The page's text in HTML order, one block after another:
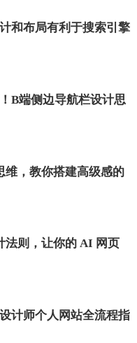
和布局有利于搜索引擎
B端侧边导航栏设计思
维，教你搭建高级感的
法则，让你的 AI 网页
计师个人网站全流程指